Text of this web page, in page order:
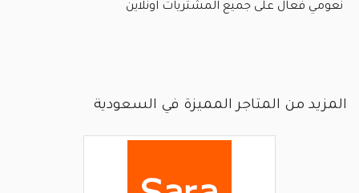
نعومي فعال على جميع المشتريات اونلاين
المزيد من المتاجر المميزة في السعودية